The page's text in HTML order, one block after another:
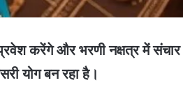
करेंगे और भरणी नक्षत्र में संचार
योग बन रहा है।